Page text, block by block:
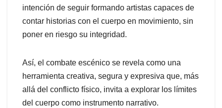
intención de seguir formando artistas capaces de
contar historias con el cuerpo en movimiento, sin
poner en riesgo su integridad.
Así, el combate escénico se revela como una
herramienta creativa, segura y expresiva que, más
allá del conflicto físico, invita a explorar los límites
del cuerpo como instrumento narrativo.